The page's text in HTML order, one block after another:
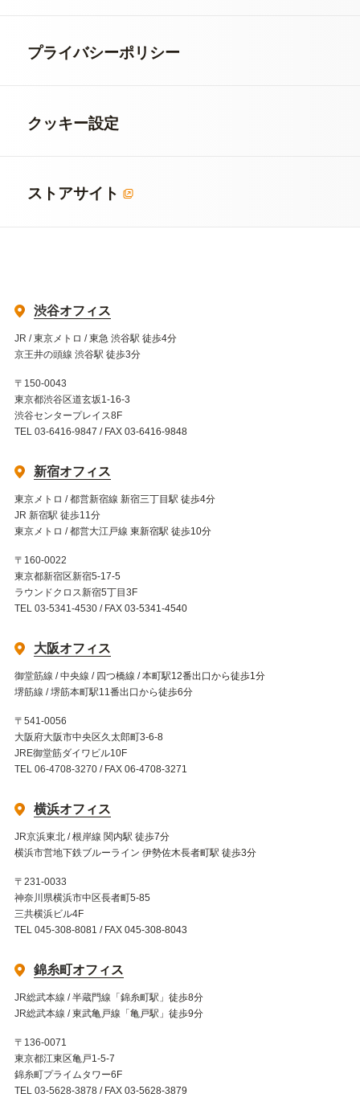
プライバシーポリシー
クッキー設定
ストアサイト
渋谷オフィス
JR / 東京メトロ / 東急 渋谷駅 徒歩4分
京王井の頭線 渋谷駅 徒歩3分
〒150-0043
東京都渋谷区道玄坂1-16-3
渋谷センタープレイス8F
TEL 03-6416-9847 / FAX 03-6416-9848
新宿オフィス
東京メトロ / 都営新宿線 新宿三丁目駅 徒歩4分
JR 新宿駅 徒歩11分
東京メトロ / 都営大江戸線 東新宿駅 徒歩10分
〒160-0022
東京都新宿区新宿5-17-5
ラウンドクロス新宿5丁目3F
TEL 03-5341-4530 / FAX 03-5341-4540
大阪オフィス
御堂筋線 / 中央線 / 四つ橋線 / 本町駅12番出口から徒歩1分
堺筋線 / 堺筋本町駅11番出口から徒歩6分
〒541-0056
大阪府大阪市中央区久太郎町3-6-8
JRE御堂筋ダイワビル10F
TEL 06-4708-3270 / FAX 06-4708-3271
横浜オフィス
JR京浜東北 / 根岸線 関内駅 徒歩7分
横浜市営地下鉄ブルーライン 伊勢佐木長者町駅 徒歩3分
〒231-0033
神奈川県横浜市中区長者町5-85
三共横浜ビル4F
TEL 045-308-8081 / FAX 045-308-8043
錦糸町オフィス
JR総武本線 / 半蔵門線「錦糸町駅」徒歩8分
JR総武本線 / 東武亀戸線「亀戸駅」徒歩9分
〒136-0071
東京都江東区亀戸1-5-7
錦糸町プライムタワー6F
TEL 03-5628-3878 / FAX 03-5628-3879